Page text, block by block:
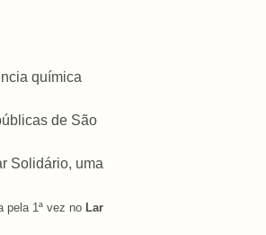
química
de São
Solidário, uma
pela 1ª vez no Lar